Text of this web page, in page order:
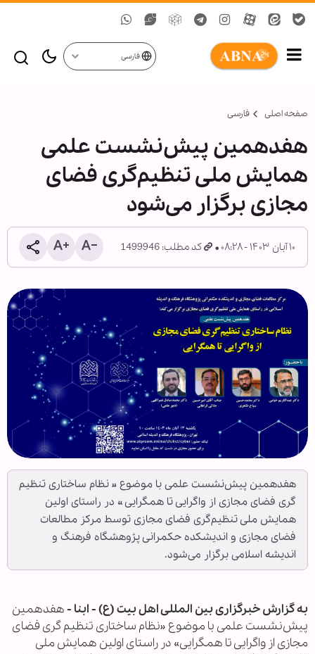
فارسی
صفحه اصلی فارسی
هفدهمین پیش‌نشست علمی
همایش ملی تنظیم‌گری فضای
مجازی برگزار می‌شود
۱۰ آبان ۱۴۰۳ - ۰۸:۲۸ کد مطلب: 1499946
هفدهمین پیش‌نشست علمی با موضوع « نظام ساختاری تنظیم
گری فضای مجازی از واگرایی تا همگرایی » در راستای اولین
همایش ملی تنظیم‌گری فضای مجازی توسط مرکز مطالعات
فضای مجازی و اندیشکده حکمرانی پژوهشگاه فرهنگ و
اندیشه اسلامی برگزار می‌شود.
به گزارش خبرگزاری بین المللی اهل بیت (ع) - ابنا - هفدهمین
پیش‌نشست علمی با موضوع «نظام ساختاری تنظیم گری فضای
مجازی از واگرایی تا همگرایی» در راستای اولین همایش ملی